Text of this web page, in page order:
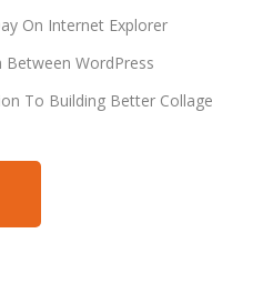
On Internet Explorer
WordPress
To Building Better Collage